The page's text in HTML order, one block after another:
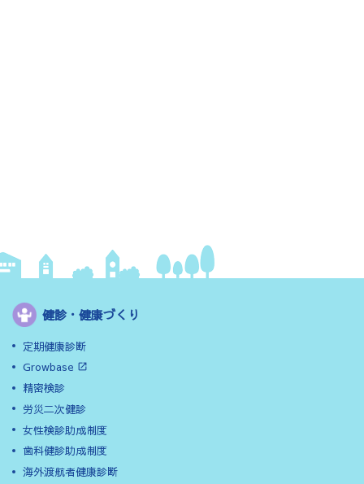
健診・健康づくり
定期健康診断
Growbase
精密検診
労災二次健診
女性検診助成制度
歯科健診助成制度
海外渡航者健康診断